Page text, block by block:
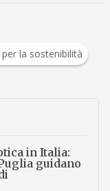
politiche per la
in Italia:
guidano